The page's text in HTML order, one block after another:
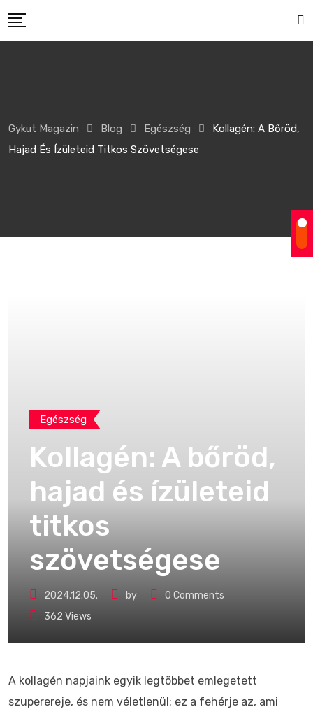
Gykut Magazin Blog Egészség
Kollagén: A Bőröd,
Hajad És Ízületeid Titkos Szövetségese
Egészség
Kollagén: A bőröd,
hajad és ízületeid
titkos
szövetségese
2024.12.05. by 0 Comments
362 Views
A kollagén napjaink egyik legtöbbet emlegetett
szuperereje, és nem véletlenül: ez a fehérje az, ami